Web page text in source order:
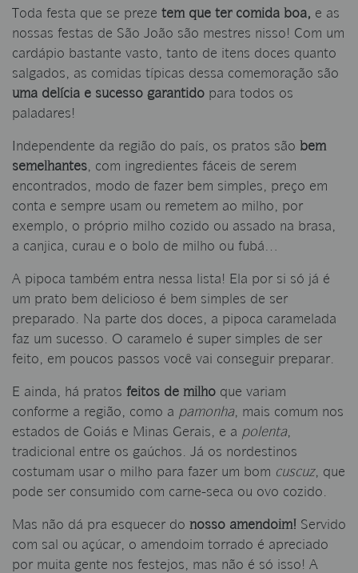
Toda festa que se preze tem que ter comida boa, e as
nossas festas de São João são mestres nisso! Com um
cardápio bastante vasto, tanto de itens doces quanto
salgados, as comidas típicas dessa comemoração são
uma delícia e sucesso garantido para todos os
paladares!
Independente da região do país, os pratos são bem
semelhantes, com ingredientes fáceis de serem
encontrados, modo de fazer bem simples, preço em
conta e sempre usam ou remetem ao milho, por
exemplo, o próprio milho cozido ou assado na brasa,
a canjica, curau e o bolo de milho ou fubá…
A pipoca também entra nessa lista! Ela por si só já é
um prato bem delicioso é bem simples de ser
preparado. Na parte dos doces, a pipoca caramelada
faz um sucesso. O caramelo é super simples de ser
feito, em poucos passos você vai conseguir preparar.
E ainda, há pratos feitos de milho que variam
conforme a região, como a pamonha, mais comum nos
estados de Goiás e Minas Gerais, e a polenta,
tradicional entre os gaúchos. Já os nordestinos
costumam usar o milho para fazer um bom cuscuz, que
pode ser consumido com carne-seca ou ovo cozido.
Mas não dá pra esquecer do nosso amendoim! Servido
com sal ou açúcar, o amendoim torrado é apreciado
por muita gente nos festejos, mas não é só isso! A